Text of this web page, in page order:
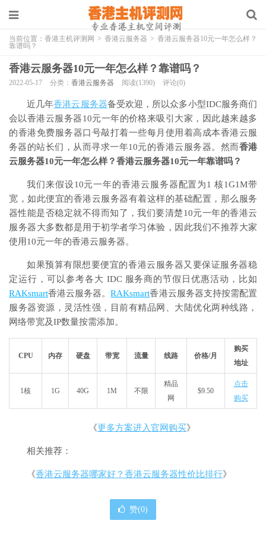
当前位置： 香港主机评测网 > 香港云服务器 > 香港云服务器10元一年怎么样？
靠谱吗？
香港云服务器10元一年怎么样？靠谱吗？
2022-05-17 分类： 香港云服务器 阅读(1390) 评论(0)
近几年香港云服务器备受欢迎，所以众多小型IDC服务商们
会以香港云服务器10元一年的价格来吸引大家，因此越来越多
的香港免费服务器口号敲打着一些每月使用着高成本香港云服
务器的站长们，从而寻求一年10元的香港云服务器。然而香港
云服务器10元一年怎么样？香港云服务器10元一年靠谱吗？
我们来假设10元一年的香港云服务器配置为1 核1G1M带
宽，如此便宜的香港云服务器有着这样的基础配置，那么服务
器性能是否稳定就不得而知了，我们要清楚10元一年的香港云
服务器大多数都是用于初学者学习体验，因此我们不推荐大家
使用10元一年的香港云服务器。
如果预算有限想要便宜的香港云服务器又要保证服务器稳
定运行，可以参考各大 IDC 服务商的节假日优惠活动，比如
RAKsmart香港云服务器。RAKsmart香港云服务器支持按需配置
服务器资源，灵活性强，目前有精品网、大陆优化两种线路，
网络带宽及IP数量按需添加。
CPU 内存 硬盘 带宽 流量 线路 价格/月
购买
地址
1核 1G 40G 1M 不限
精品
网
$9.50
点击
购买
《更多方案进入官网购买》
相关推荐：
《香港云服务器哪家好？香港云服务器性价比排行》
赞(0)